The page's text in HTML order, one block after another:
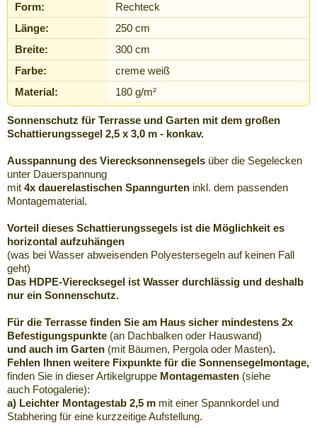
Form:
Rechteck
Länge:
250 cm
Breite:
300 cm
Farbe:
creme weiß
Material:
180 g/m²
Sonnenschutz für Terrasse und Garten mit dem großen
Schattierungssegel 2,5 x 3,0 m - konkav.
Ausspannung des Vierecksonnensegels über die Segelecken
unter Dauerspannung
mit 4x dauerelastischen Spanngurten inkl. dem passenden
Montagematerial.
Vorteil dieses Schattierungssegels ist die Möglichkeit es
horizontal aufzuhängen
(was bei Wasser abweisenden Polyestersegeln auf keinen Fall
geht)
Das HDPE-Vierecksegel ist Wasser durchlässig und deshalb
nur ein Sonnenschutz.
Für die Terrasse finden Sie am Haus sicher mindestens 2x
Befestigungspunkte (an Dachbalken oder Hauswand)
und auch im Garten (mit Bäumen, Pergola oder Masten).
Fehlen Ihnen weitere Fixpunkte für die Sonnensegelmontage,
finden Sie in dieser Artikelgruppe Montagemasten (siehe
auch Fotogalerie):
a) Leichter Montagestab 2,5 m mit einer Spannkordel und
Stabhering für eine kurzzeitige Aufstellung.